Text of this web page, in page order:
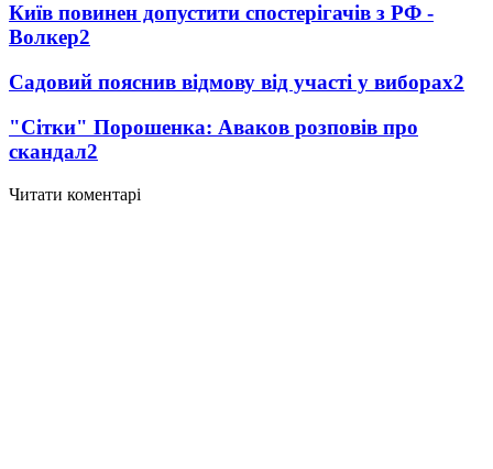
Київ повинен допустити спостерігачів з РФ -
Волкер2
Садовий пояснив відмову від участі у виборах2
"Сітки" Порошенка: Аваков розповів про
скандал2
Читати коментарі